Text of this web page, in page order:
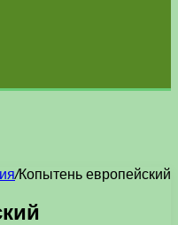
/Копытень европейский